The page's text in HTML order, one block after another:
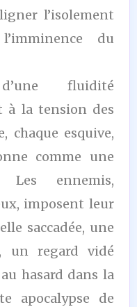
l’isolement
du
fluidité
à la tension des
chaque esquive,
comme une
Les ennemis,
imposent leur
saccadée, une
un regard vidé
au hasard dans la
apocalypse de